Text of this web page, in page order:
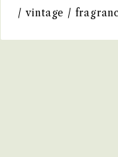
/ vintage /